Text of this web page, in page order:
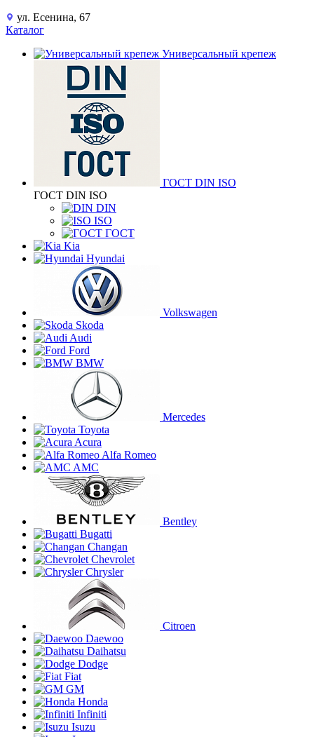
ул. Есенина, 67
Каталог
Универсальный крепеж
ГОСТ DIN ISO
ГОСТ DIN ISO
DIN
ISO
ГОСТ
Kia
Hyundai
Volkswagen
Skoda
Audi
Ford
BMW
Mercedes
Toyota
Acura
Alfa Romeo
AMC
Bentley
Bugatti
Changan
Chevrolet
Chrysler
Citroen
Daewoo
Daihatsu
Dodge
Fiat
GM
Honda
Infiniti
Isuzu